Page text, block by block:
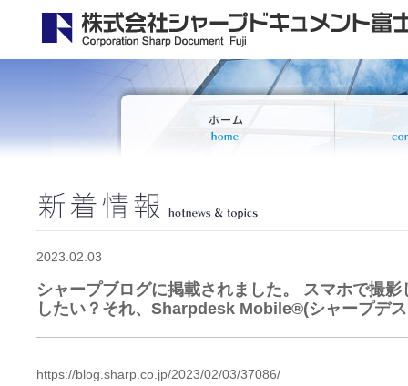
2023.02.03
シャープブログに掲載されました。 スマホで撮
したい？それ、Sharpdesk Mobile®(シャープデ
https://blog.sharp.co.jp/2023/02/03/37086/